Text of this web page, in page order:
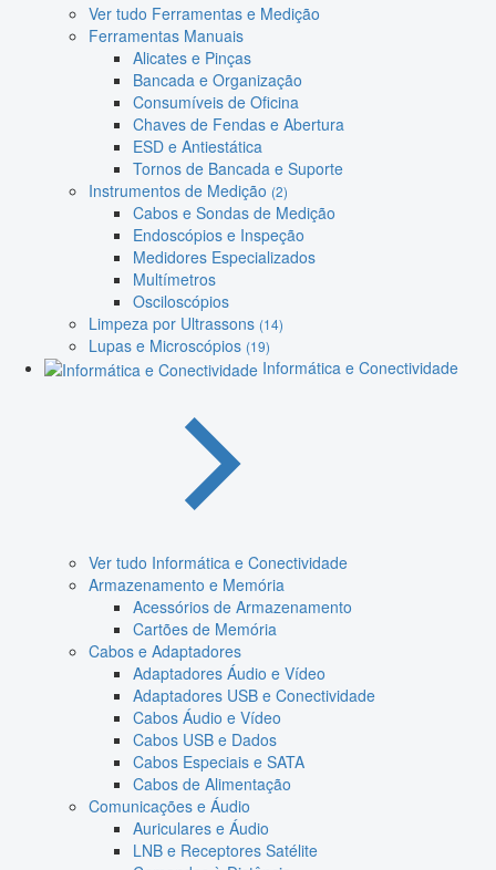
Ver tudo Ferramentas e Medição
Ferramentas Manuais
Alicates e Pinças
Bancada e Organização
Consumíveis de Oficina
Chaves de Fendas e Abertura
ESD e Antiestática
Tornos de Bancada e Suporte
Instrumentos de Medição (2)
Cabos e Sondas de Medição
Endoscópios e Inspeção
Medidores Especializados
Multímetros
Osciloscópios
Limpeza por Ultrassons (14)
Lupas e Microscópios (19)
Informática e Conectividade
Ver tudo Informática e Conectividade
Armazenamento e Memória
Acessórios de Armazenamento
Cartões de Memória
Cabos e Adaptadores
Adaptadores Áudio e Vídeo
Adaptadores USB e Conectividade
Cabos Áudio e Vídeo
Cabos USB e Dados
Cabos Especiais e SATA
Cabos de Alimentação
Comunicações e Áudio
Auriculares e Áudio
LNB e Receptores Satélite